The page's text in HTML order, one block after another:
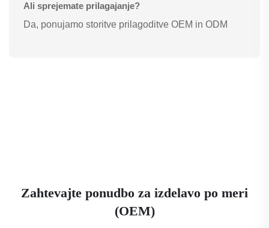
Ali sprejemate prilagajanje?
Da, ponujamo storitve prilagoditve OEM in ODM
Zahtevajte ponudbo za izdelavo po meri
(OEM)